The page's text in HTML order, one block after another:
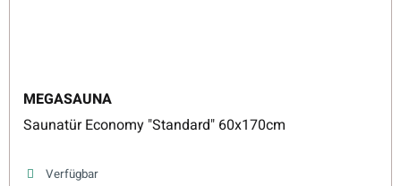
MEGASAUNA
Saunatür Economy "Standard" 60x170cm
Verfügbar